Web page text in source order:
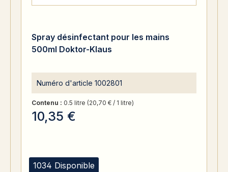
1034 Disponible
Spray désinfectant pour les mains
500ml Doktor-Klaus
Numéro d'article 1002801
Contenu : 0.5 litre (20,70 € / 1 litre)
10,35 €